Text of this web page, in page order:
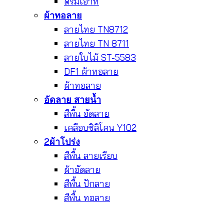
ผ้าทอลาย
ลายไทย TN8712
ลายไทย TN 8711
ลายใบไม้ ST-5583
DF1 ผ้าทอลาย
ผ้าทอลาย
อัดลาย สายน้ำ
สีพื้น อัดลาย
เคลือบซิลิโคน Y102
2ผ้าโปร่ง
สีพื้น ลายเรียบ
ผ้าอัดลาย
สีพื้น ปักลาย
สีพื้น ทอลาย